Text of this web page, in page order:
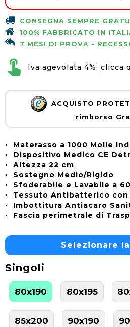
CONSEGNA SEMPRE
100% FABBRICATO IN
7 MESI DI PROVA -
Iva agevolata 4%,
ACQUISTO
rimborso
• Materasso a 1000 Molle
• Dispositivo Medico CE
• Altezza 22 cm
• Sostegno Medio/Rigido
• Sfoderabile e Lavabile a
• Tessuto Antibatterico con
• Imbottitura Antiacaro
• Fascia perimetrale di
Selezionare
Singoli
80x190 80x195
85x200 90x190